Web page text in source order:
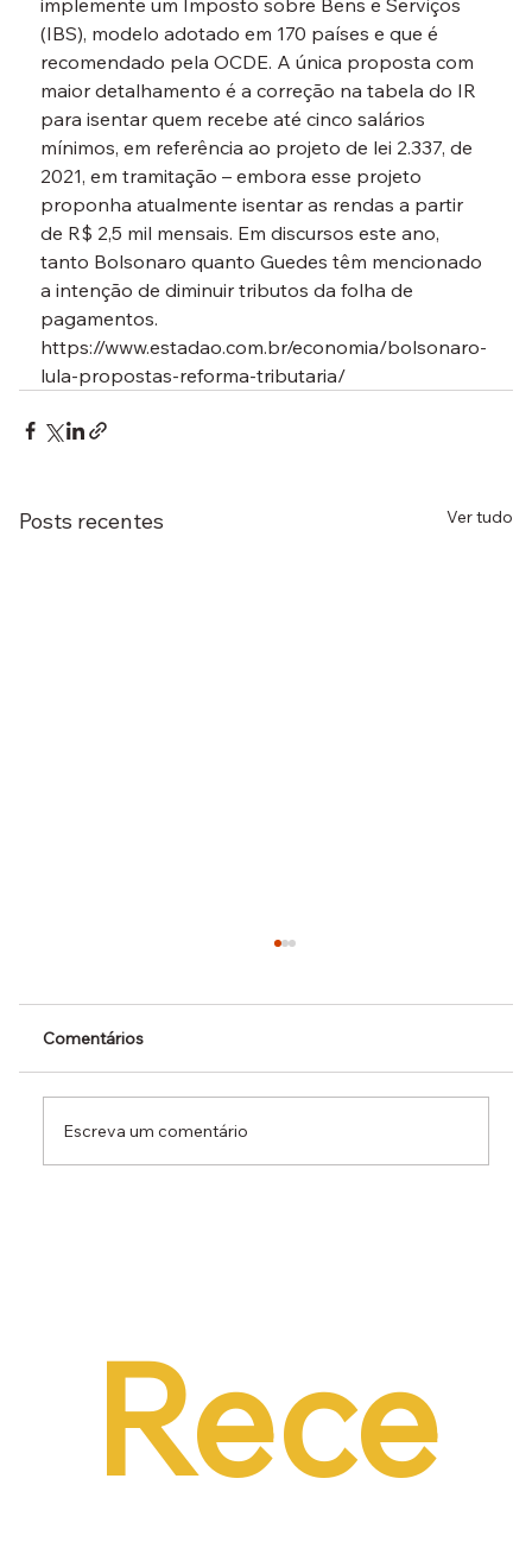
implemente um Imposto sobre Bens e Serviços
(IBS), modelo adotado em 170 países e que é
recomendado pela OCDE. A única proposta com
maior detalhamento é a correção na tabela do IR
para isentar quem recebe até cinco salários
mínimos, em referência ao projeto de lei 2.337, de
2021, em tramitação – embora esse projeto
proponha atualmente isentar as rendas a partir
de R$ 2,5 mil mensais. Em discursos este ano,
tanto Bolsonaro quanto Guedes têm mencionado
a intenção de diminuir tributos da folha de
pagamentos.
https://www.estadao.com.br/economia/bolsonaro-
lula-propostas-reforma-tributaria/
Posts recentes Ver tudo
Comentários
Escreva um comentário
Rece